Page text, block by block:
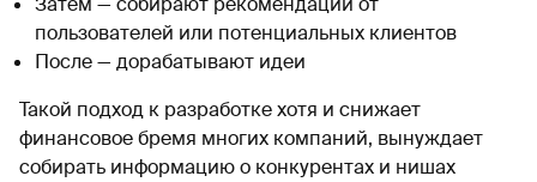
пользователей или потенциальных клиентов
После — дорабатывают идеи
Такой подход к разработке хотя и снижает
финансовое бремя многих компаний, вынуждает
собирать информацию о конкурентах и нишах